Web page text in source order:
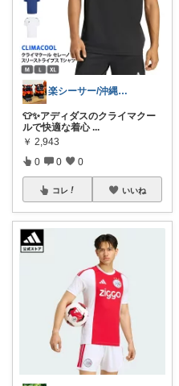
楽シーサー/沖縄好きのおすすめROOM
👕✨アディダスのクライマクー
ルで快適な着心 ...
￥ 2,943
0 0 0
コレ いいね